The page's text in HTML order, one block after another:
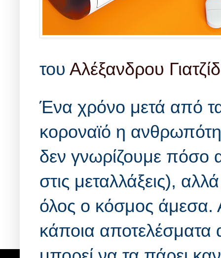
του Αλέξανδρου
Ένα χρόνο μετά από
κοροναϊό η
δεν γνωρίζουμε πόσο
στις μεταλλάξεις),
όλος ο κόσμος
κάποια